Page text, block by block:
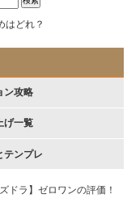
はどれ？
ン攻略
げ一覧
テンプレ
ズドラ】ゼロワンの評価！